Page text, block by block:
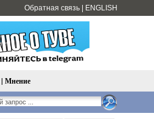
Обратная связь ENGLISH
| Мнение